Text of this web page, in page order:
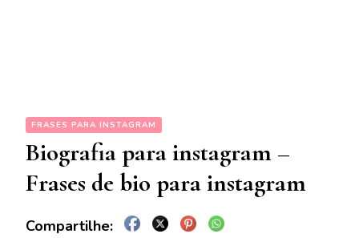
FRASES PARA INSTAGRAM
Biografia para instagram –
Frases de bio para instagram